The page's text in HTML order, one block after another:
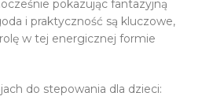
pokazując fantazyjną
i praktyczność są kluczowe,
w tej energicznej formie
do stepowania dla dzieci: